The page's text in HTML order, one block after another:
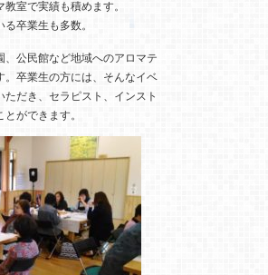
室で実績も積めます。
卒業生も多数。
公民館など地域へのアロマテ
。卒業生の方には、そんなイベ
だき、セラピスト、インスト
ができます。